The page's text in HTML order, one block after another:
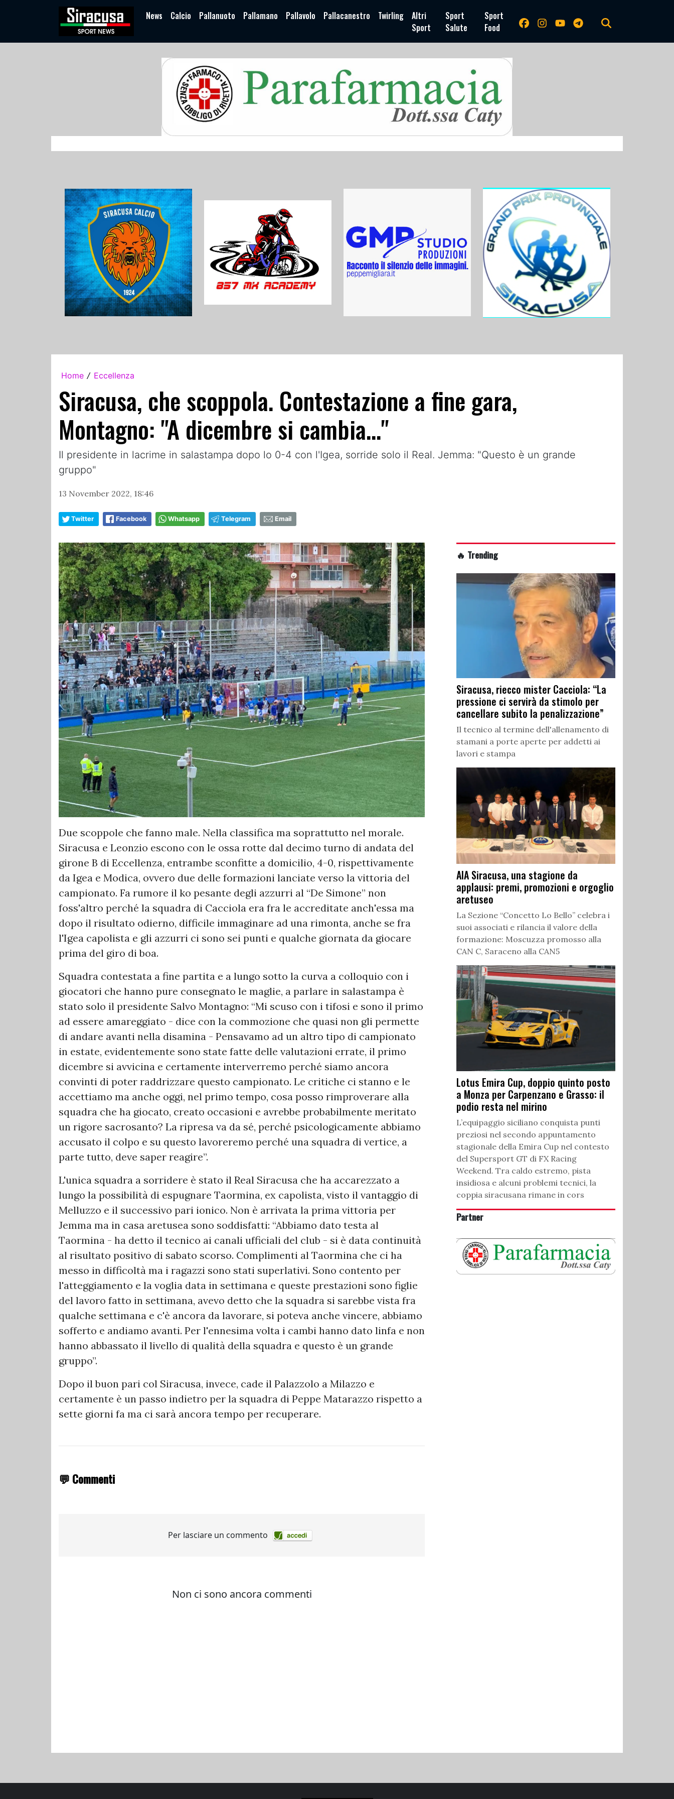
News Calcio Pallanuoto Pallamano Pallavolo Pallacanestro Twirling
Altri
Sport
Sport
Salute
Sport
Food
Home / Eccellenza
Siracusa, che scoppola. Contestazione a fine gara,
Montagno: "A dicembre si cambia..."
Il presidente in lacrime in salastampa dopo lo 0-4 con l'Igea, sorride solo il Real. Jemma: "Questo è un grande
gruppo"
13 November 2022, 18:46
Twitter Facebook Whatsapp Telegram Email
Due scoppole che fanno male. Nella classifica ma soprattutto nel morale.
Siracusa e Leonzio escono con le ossa rotte dal decimo turno di andata del
girone B di Eccellenza, entrambe sconfitte a domicilio, 4-0, rispettivamente
da Igea e Modica, ovvero due delle formazioni lanciate verso la vittoria del
campionato. Fa rumore il ko pesante degli azzurri al “De Simone” non
foss'altro perché la squadra di Cacciola era fra le accreditate anch'essa ma
dopo il risultato odierno, difficile immaginare ad una rimonta, anche se fra
l'Igea capolista e gli azzurri ci sono sei punti e qualche giornata da giocare
prima del giro di boa.
Squadra contestata a fine partita e a lungo sotto la curva a colloquio con i
giocatori che hanno pure consegnato le maglie, a parlare in salastampa è
stato solo il presidente Salvo Montagno: “Mi scuso con i tifosi e sono il primo
ad essere amareggiato - dice con la commozione che quasi non gli permette
di andare avanti nella disamina - Pensavamo ad un altro tipo di campionato
in estate, evidentemente sono state fatte delle valutazioni errate, il primo
dicembre si avvicina e certamente interverremo perché siamo ancora
convinti di poter raddrizzare questo campionato. Le critiche ci stanno e le
accettiamo ma anche oggi, nel primo tempo, cosa posso rimproverare alla
squadra che ha giocato, creato occasioni e avrebbe probabilmente meritato
un rigore sacrosanto? La ripresa va da sé, perché psicologicamente abbiamo
accusato il colpo e su questo lavoreremo perché una squadra di vertice, a
parte tutto, deve saper reagire”.
L'unica squadra a sorridere è stato il Real Siracusa che ha accarezzato a
lungo la possibilità di espugnare Taormina, ex capolista, visto il vantaggio di
Melluzzo e il successivo pari ionico. Non è arrivata la prima vittoria per
Jemma ma in casa aretusea sono soddisfatti: “Abbiamo dato testa al
Taormina - ha detto il tecnico ai canali ufficiali del club - si è data continuità
al risultato positivo di sabato scorso. Complimenti al Taormina che ci ha
messo in difficoltà ma i ragazzi sono stati superlativi. Sono contento per
l'atteggiamento e la voglia data in settimana e queste prestazioni sono figlie
del lavoro fatto in settimana, avevo detto che la squadra si sarebbe vista fra
qualche settimana e c'è ancora da lavorare, si poteva anche vincere, abbiamo
sofferto e andiamo avanti. Per l'ennesima volta i cambi hanno dato linfa e non
hanno abbassato il livello di qualità della squadra e questo è un grande
gruppo”.
Dopo il buon pari col Siracusa, invece, cade il Palazzolo a Milazzo e
certamente è un passo indietro per la squadra di Peppe Matarazzo rispetto a
sette giorni fa ma ci sarà ancora tempo per recuperare.
💬 Commenti
🔥 Trending
Siracusa, riecco mister Cacciola: “La
pressione ci servirà da stimolo per
cancellare subito la penalizzazione”
Il tecnico al termine dell'allenamento di
stamani a porte aperte per addetti ai
lavori e stampa
AIA Siracusa, una stagione da
applausi: premi, promozioni e orgoglio
aretuseo
La Sezione “Concetto Lo Bello” celebra i
suoi associati e rilancia il valore della
formazione: Moscuzza promosso alla
CAN C, Saraceno alla CAN5
Lotus Emira Cup, doppio quinto posto
a Monza per Carpenzano e Grasso: il
podio resta nel mirino
L’equipaggio siciliano conquista punti
preziosi nel secondo appuntamento
stagionale della Emira Cup nel contesto
del Supersport GT di FX Racing
Weekend. Tra caldo estremo, pista
insidiosa e alcuni problemi tecnici, la
coppia siracusana rimane in cors
Partner